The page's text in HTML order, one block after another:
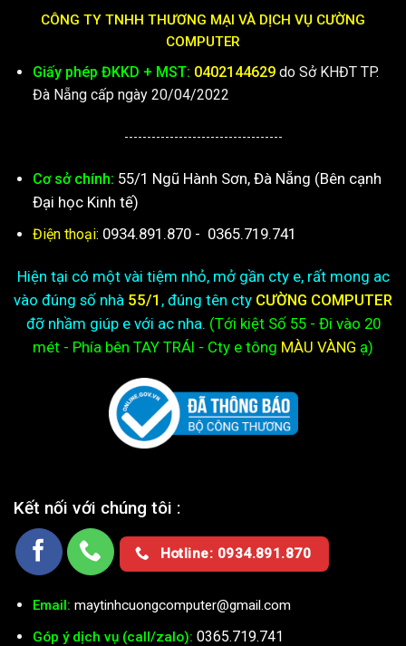
CÔNG TY TNHH THƯƠNG MẠI VÀ DỊCH VỤ CƯỜNG
COMPUTER
Giấy phép ĐKKD + MST: 0402144629do Sở KHĐT TP.
Đà Nẵng cấp ngày 20/04/2022
-----------------------------------
Cơ sở chính: 55/1 Ngũ Hành Sơn, Đà Nẵng (Bên cạnh
Đại học Kinh tế)
Điện thoại: 0934.891.870 - 0365.719.741
Hiện tại có một vài tiệm nhỏ, mở gần cty e, rất mong ac
vào đúng số nhà 55/1 , đúng tên cty CƯỜNG COMPUTER
đỡ nhầm giúp e với ac nha. (Tới kiệtSố 55 - Đi vào 20
mét - Phía bên TAY TRÁI - Cty e tông MÀU VÀNG ạ)
Kết nối với chúng tôi :
Hotline: 0934.891.870
Email: maytinhcuongcomputer@gmail.com
Góp ý dịch vụ (call/zalo): 0365.719.741